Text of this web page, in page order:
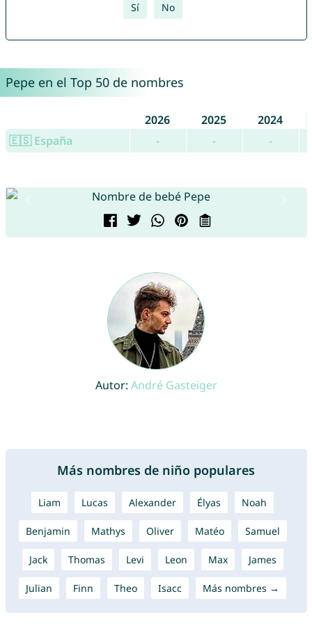
Sí No
Pepe en el Top 50 de nombres
2026 2025
2024
🇪🇸 España
- - -
Autor: André Gasteiger
Más nombres de niño populares
Liam Lucas Alexander Élyas Noah
Benjamin Mathys Oliver Matéo Samuel
Jack Thomas Levi Leon Max James
Julian Finn Theo Isacc Más nombres →